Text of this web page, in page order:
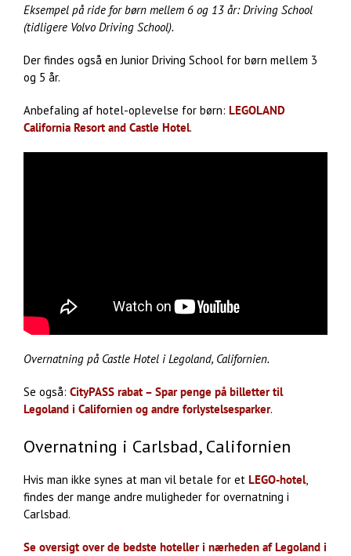
Eksempel på ride for børn mellem 6 og 13 år: Driving School
(tidligere Volvo Driving School).
Der findes også en Junior Driving School for børn mellem 3
og 5 år.
Anbefaling af hotel-oplevelse for børn: LEGOLAND
California Resort and Castle Hotel.
Overnatning på Castle Hotel i Legoland, Californien.
Se også: CityPASS rabat – Spar penge på billetter til
Legoland i Californien og andre forlystelsesparker.
Overnatning i Carlsbad, Californien
Hvis man ikke synes at man vil betale for et LEGO-hotel,
findes der mange andre muligheder for overnatning i
Carlsbad.
Se oversigt over de bedste hoteller i nærheden af Legoland i